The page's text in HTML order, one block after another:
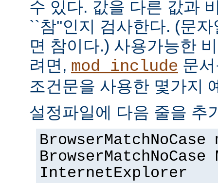
수 있다. 값을 다른 값과
``참''인지 검사한다. (문
면 참이다.) 사용가능한
려면, mod_include 문
조건문을 사용한 몇가지
설정파일에 다음 줄을 추
BrowserMatchNoCase
InternetExplorer